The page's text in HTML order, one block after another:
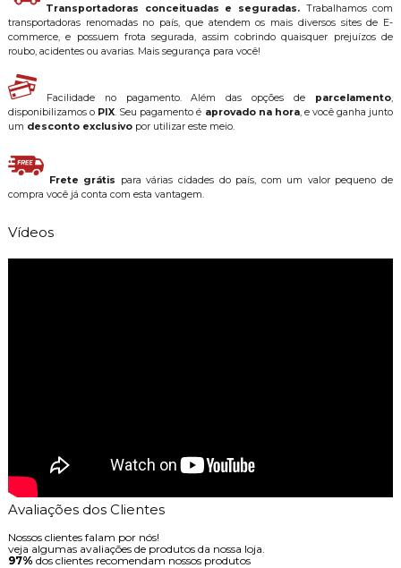
Transportadoras conceituadas e seguradas. Trabalhamos com
transportadoras renomadas no país, que atendem os mais diversos sites de E-
commerce, e possuem frota segurada, assim cobrindo quaisquer prejuízos de
roubo, acidentes ou avarias. Mais segurança para você!
Facilidade no pagamento. Além das opções de parcelamento,
disponibilizamos o PIX. Seu pagamento é aprovado na hora, e você ganha junto
um desconto exclusivopor utilizar este meio.
Frete grátis para várias cidades do país, com um valor pequeno de
compra você já conta com esta vantagem.
Vídeos
Avaliações dos Clientes
Nossos clientes falam por nós!
veja algumas avaliações de produtos da nossa loja.
97% dos clientes recomendam nossos produtos